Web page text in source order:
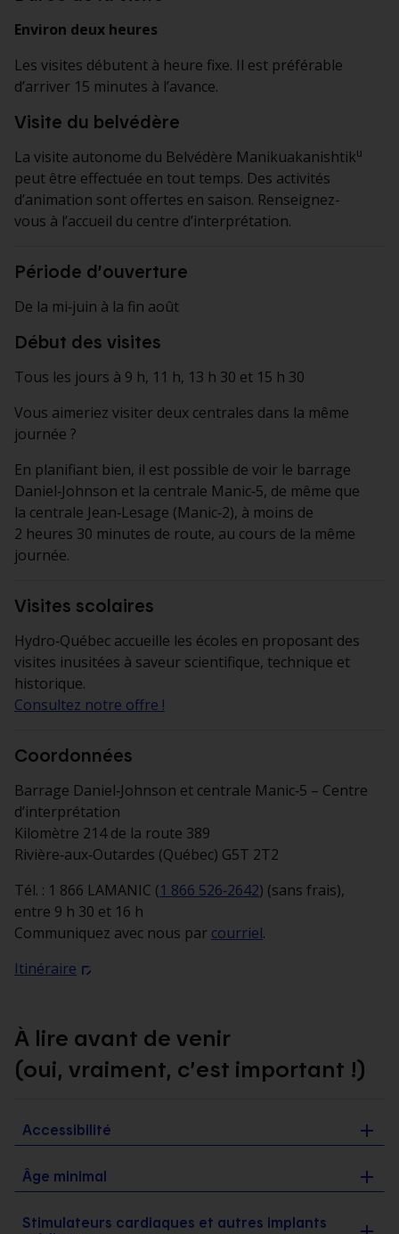
Environ deux heures
Les visites débutent à heure fixe. Il est préférable
d’arriver 15 minutes à l’avance.
Visite du belvédère
La visite autonome du Belvédère Manikuakanishtiku
peut être effectuée en tout temps. Des activités
d’animation sont offertes en saison. Renseignez-
vous à l’accueil du centre d’interprétation.
Période d’ouverture
De la mi‑juin à la fin août
Début des visites
Tous les jours à 9 h, 11 h, 13 h 30 et 15 h 30
Vous aimeriez visiter deux centrales dans la même
journée ?
En planifiant bien, il est possible de voir le barrage
Daniel‑Johnson et la centrale Manic‑5, de même que
la centrale Jean‑Lesage (Manic‑2), à moins de
2 heures 30 minutes de route, au cours de la même
journée.
Visites scolaires
Hydro‑Québec accueille les écoles en proposant des
visites inusitées à saveur scientifique, technique et
historique.
Consultez notre offre !
Coordonnées
Barrage Daniel‑Johnson et centrale Manic‑5 – Centre
d’interprétation
Kilomètre 214 de la route 389
Rivière‑aux‑Outardes (Québec) G5T 2T2
Tél. : 1 866 LAMANIC (1 866 526‑2642) (sans frais),
entre 9 h 30 et 16 h
Communiquez avec nous par courriel.
Itinéraire
À lire avant de venir
(oui, vraiment, c’est important !)
Accessibilité
Âge minimal
Stimulateurs cardiaques et autres implants